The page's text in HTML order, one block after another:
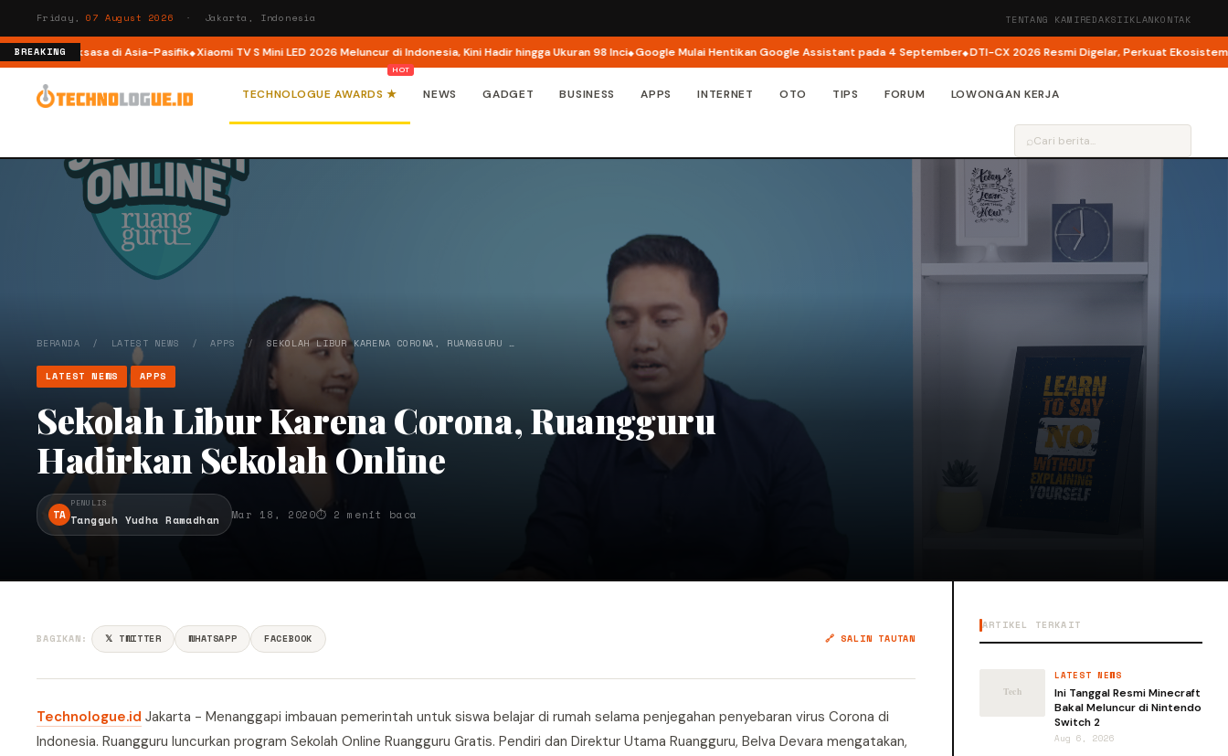
Friday,07 August 2026 · Jakarta, Indonesia TENTANG KAMIREDAKSIIKLANKONTAK
BREAKING
AI Raksasa di Asia-Pasifik Xiaomi TV S Mini LED 2026 Meluncur di Indonesia, Kini Hadir hingga Ukuran 98 Inci Google Mulai Hentikan Google Assistant pada 4 September DTI-CX 2026 Resmi Digelar, Perkuat Ekosistem
TECHNOLOGUE AWARDS ★ NEWS GADGET BUSINESS APPS INTERNET OTO TIPS FORUM LOWONGAN KERJA
⌕
BERANDA / LATEST NEWS /APPS / SEKOLAH LIBUR KARENA CORONA, RUANGGURU …
LATEST NEWS APPS
Sekolah Libur Karena Corona, Ruangguru
Hadirkan Sekolah Online
TA
PENULIS
Tangguh Yudha Ramadhan Mar 18, 2020⏱ 2 menit baca
BAGIKAN: 𝕏 TWITTER WHATSAPP FACEBOOK 🔗 SALIN TAUTAN
Technologue.id Jakarta - Menanggapi imbauan pemerintah untuk siswa belajar di rumah selama penjegahan penyebaran virus Corona di
Indonesia. Ruangguru luncurkan program Sekolah Online Ruangguru Gratis. Pendiri dan Direktur Utama Ruangguru, Belva Devara mengatakan,
ARTIKEL TERKAIT
LATEST NEWS
Ini Tanggal Resmi Minecraft
Bakal Meluncur di Nintendo
Switch 2
Aug 6, 2026